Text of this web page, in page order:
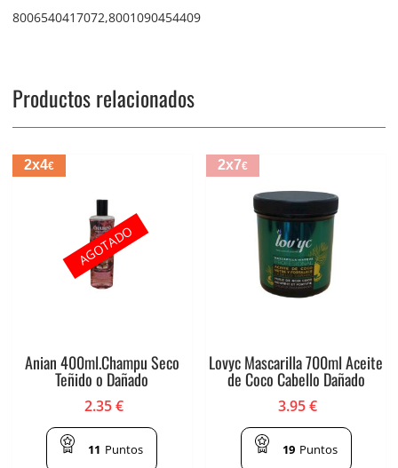
8006540417072,8001090454409
Productos relacionados
2x4€
Anian 400ml.Champu Seco
Teñido o Dañado
2.35€
11 Puntos
AGOTADO
2x7€
Lovyc Mascarilla 700ml Aceite
de Coco Cabello Dañado
3.95€
19 Puntos